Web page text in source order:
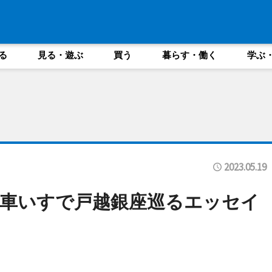
見る・遊ぶ 買う 暮らす・働く 学ぶ
2023.05.19
いすで戸越銀座巡るエッセイ